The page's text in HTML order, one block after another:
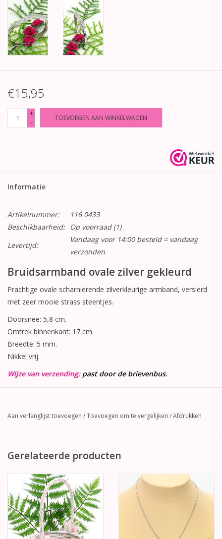
€15,95
+
-
TOEVOEGEN AAN WINKELWAGEN
Informatie
Artikelnummer:
116 0433
Beschikbaarheid:
Op voorraad(1)
Levertijd:
Vandaag voor 14:00 besteld = vandaag
verzonden
Bruidsarmband ovale zilver gekleurd
Prachtige ovale scharnierende zilverkleurige armband, versierd
met zeer mooie strass steentjes.
Doorsnee: 5,8 cm.
Omtrek binnenkant: 17 cm.
Breedte: 5 mm.
Nikkel vrij.
Wijze van verzending: past door de brievenbus.
Aan verlanglijst toevoegen /Toevoegen om te vergelijken /Afdrukken
Gerelateerde producten